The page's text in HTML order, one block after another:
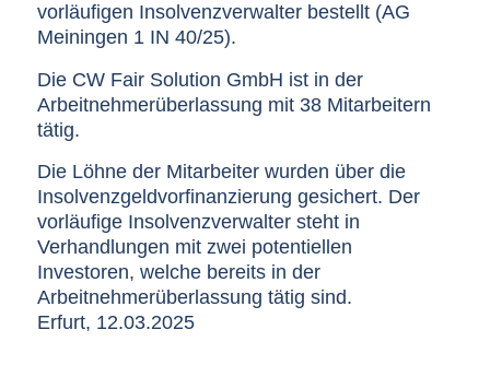
vorläufigen Insolvenzverwalter bestellt (AG
Meiningen 1 IN 40/25).
Die CW Fair Solution GmbH ist in der
Arbeitnehmerüberlassung mit 38 Mitarbeitern
tätig.
Die Löhne der Mitarbeiter wurden über die
Insolvenzgeldvorfinanzierung gesichert. Der
vorläufige Insolvenzverwalter steht in
Verhandlungen mit zwei potentiellen
Investoren, welche bereits in der
Arbeitnehmerüberlassung tätig sind.
Erfurt, 12.03.2025